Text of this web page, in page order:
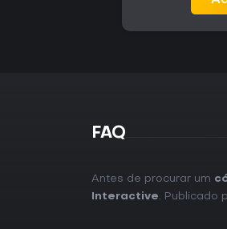
FAQ
Antes de procurar um
Interactive. Publicado